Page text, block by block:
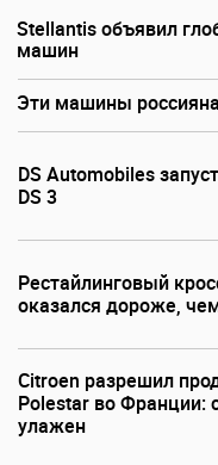
Stellantis объявил
машин
Эти машины
DS Automobiles
DS 3
Рестайлинговый
оказался дороже,
Citroen разрешил
Polestar во Франции:
улажен